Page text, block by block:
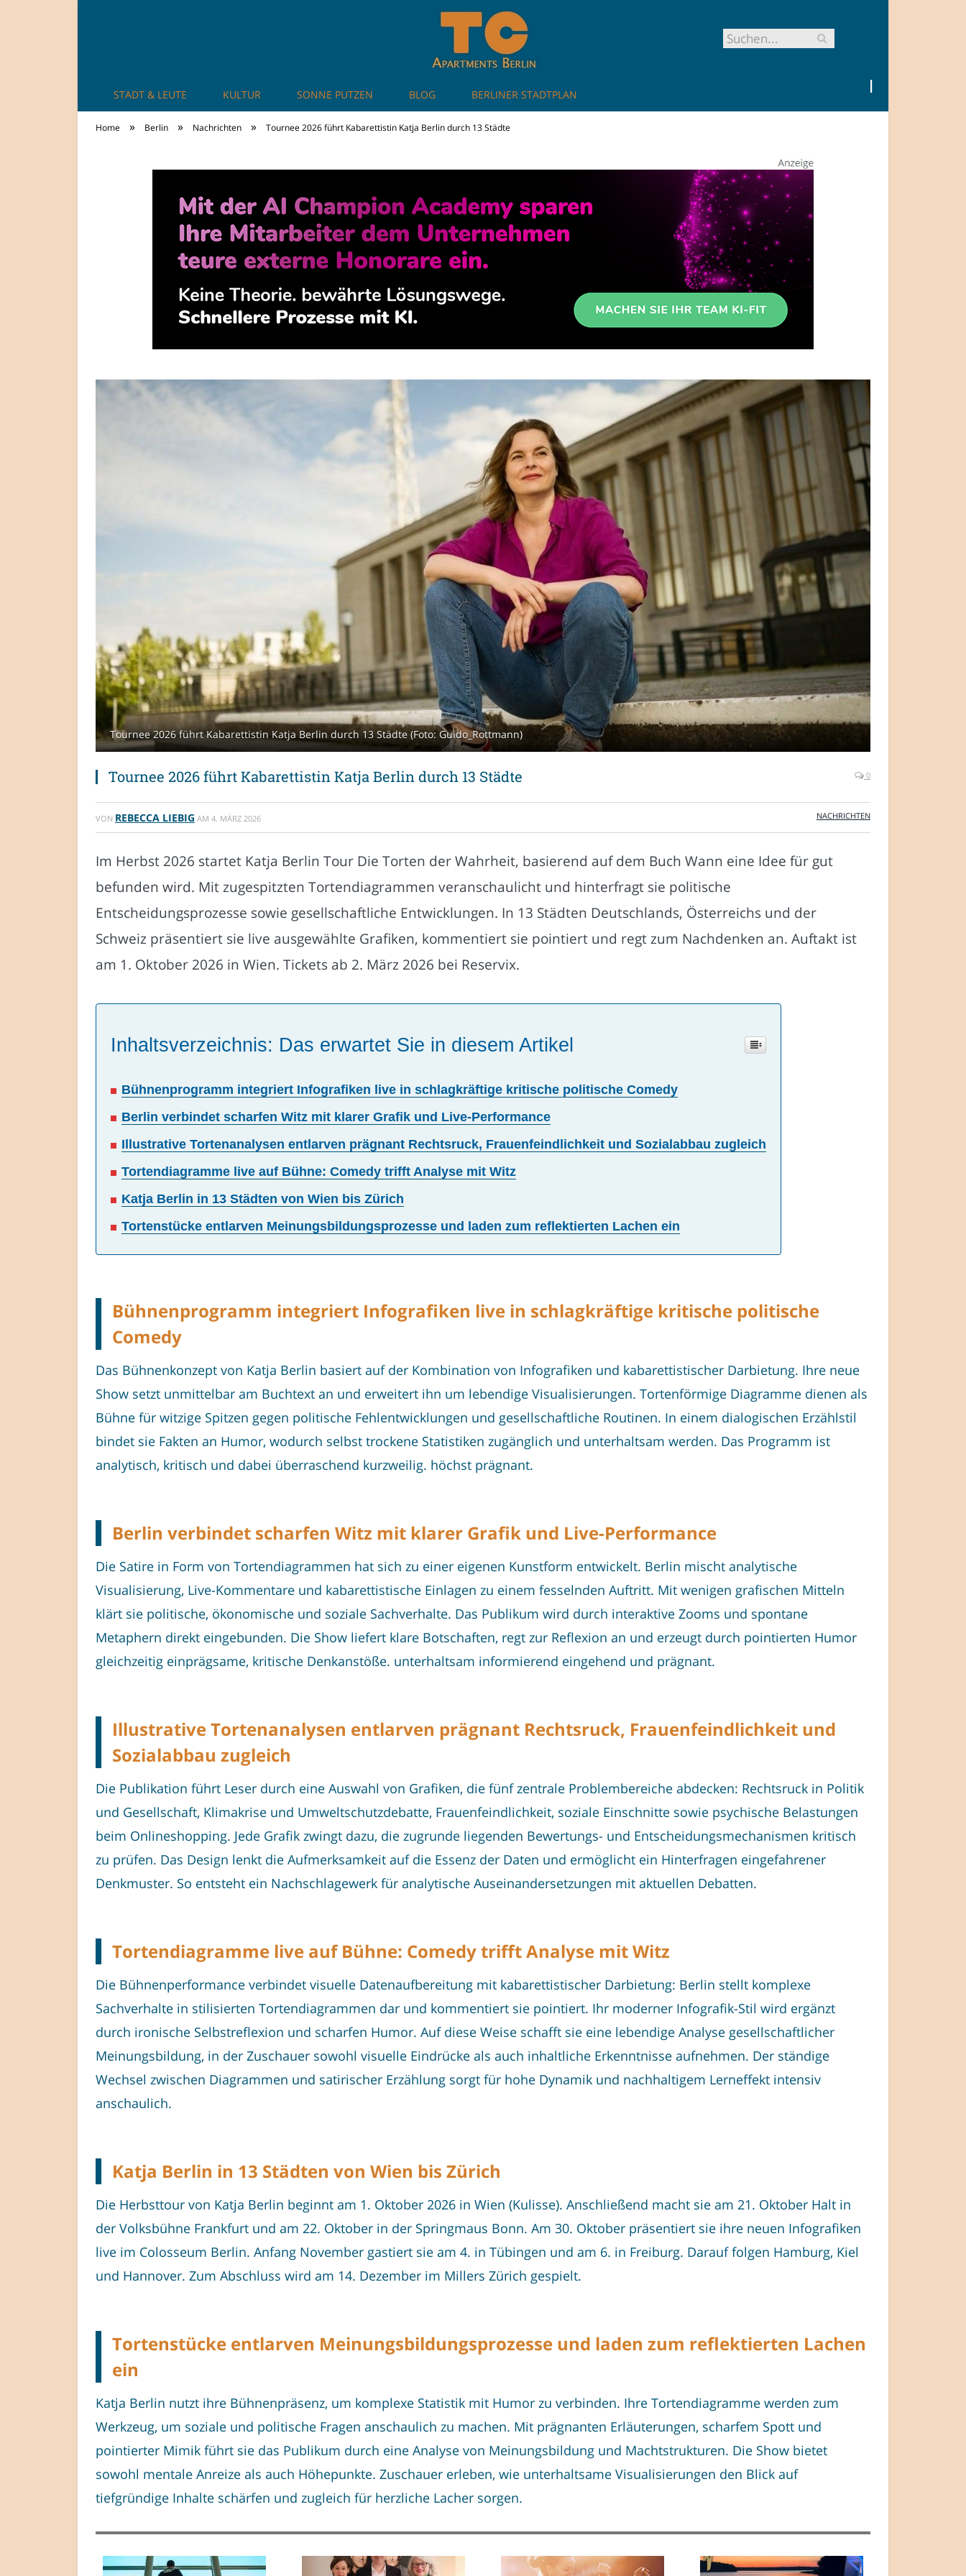
TheCity: Living Apartments in Berlin
STADT & LEUTE KULTUR SONNE PUTZEN BLOG BERLINER STADTPLAN
Home » Berlin » Nachrichten » Tournee 2026 führt Kabarettistin Katja Berlin durch 13 Städte
Tournee 2026 führt Kabarettistin Katja Berlin durch 13 Städte (Foto: Guido_Rottmann)
Tournee 2026 führt Kabarettistin Katja Berlin durch 13 Städte 0
VON REBECCA LIEBIG AM 4. MÄRZ 2026 NACHRICHTEN
Im Herbst 2026 startet Katja Berlin Tour Die Torten der Wahrheit, basierend auf dem Buch Wann eine Idee für gut
befunden wird. Mit zugespitzten Tortendiagrammen veranschaulicht und hinterfragt sie politische
Entscheidungsprozesse sowie gesellschaftliche Entwicklungen. In 13 Städten Deutschlands, Österreichs und der
Schweiz präsentiert sie live ausgewählte Grafiken, kommentiert sie pointiert und regt zum Nachdenken an. Auftakt ist
am 1. Oktober 2026 in Wien. Tickets ab 2. März 2026 bei Reservix.
Inhaltsverzeichnis: Das erwartet Sie in diesem Artikel
Bühnenprogramm integriert Infografiken live in schlagkräftige kritische politische Comedy
Berlin verbindet scharfen Witz mit klarer Grafik und Live-Performance
Illustrative Tortenanalysen entlarven prägnant Rechtsruck, Frauenfeindlichkeit und Sozialabbau zugleich
Tortendiagramme live auf Bühne: Comedy trifft Analyse mit Witz
Katja Berlin in 13 Städten von Wien bis Zürich
Tortenstücke entlarven Meinungsbildungsprozesse und laden zum reflektierten Lachen ein
Bühnenprogramm integriert Infografiken live in schlagkräftige kritische politische
Comedy
Das Bühnenkonzept von Katja Berlin basiert auf der Kombination von Infografiken und kabarettistischer Darbietung. Ihre neue
Show setzt unmittelbar am Buchtext an und erweitert ihn um lebendige Visualisierungen. Tortenförmige Diagramme dienen als
Bühne für witzige Spitzen gegen politische Fehlentwicklungen und gesellschaftliche Routinen. In einem dialogischen Erzählstil
bindet sie Fakten an Humor, wodurch selbst trockene Statistiken zugänglich und unterhaltsam werden. Das Programm ist
analytisch, kritisch und dabei überraschend kurzweilig. höchst prägnant.
Berlin verbindet scharfen Witz mit klarer Grafik und Live-Performance
Die Satire in Form von Tortendiagrammen hat sich zu einer eigenen Kunstform entwickelt. Berlin mischt analytische
Visualisierung, Live-Kommentare und kabarettistische Einlagen zu einem fesselnden Auftritt. Mit wenigen grafischen Mitteln
klärt sie politische, ökonomische und soziale Sachverhalte. Das Publikum wird durch interaktive Zooms und spontane
Metaphern direkt eingebunden. Die Show liefert klare Botschaften, regt zur Reflexion an und erzeugt durch pointierten Humor
gleichzeitig einprägsame, kritische Denkanstöße. unterhaltsam informierend eingehend und prägnant.
Illustrative Tortenanalysen entlarven prägnant Rechtsruck, Frauenfeindlichkeit und
Sozialabbau zugleich
Die Publikation führt Leser durch eine Auswahl von Grafiken, die fünf zentrale Problembereiche abdecken: Rechtsruck in Politik
und Gesellschaft, Klimakrise und Umweltschutzdebatte, Frauenfeindlichkeit, soziale Einschnitte sowie psychische Belastungen
beim Onlineshopping. Jede Grafik zwingt dazu, die zugrunde liegenden Bewertungs- und Entscheidungsmechanismen kritisch
zu prüfen. Das Design lenkt die Aufmerksamkeit auf die Essenz der Daten und ermöglicht ein Hinterfragen eingefahrener
Denkmuster. So entsteht ein Nachschlagewerk für analytische Auseinandersetzungen mit aktuellen Debatten.
Tortendiagramme live auf Bühne: Comedy trifft Analyse mit Witz
Die Bühnenperformance verbindet visuelle Datenaufbereitung mit kabarettistischer Darbietung: Berlin stellt komplexe
Sachverhalte in stilisierten Tortendiagrammen dar und kommentiert sie pointiert. Ihr moderner Infografik-Stil wird ergänzt
durch ironische Selbstreflexion und scharfen Humor. Auf diese Weise schafft sie eine lebendige Analyse gesellschaftlicher
Meinungsbildung, in der Zuschauer sowohl visuelle Eindrücke als auch inhaltliche Erkenntnisse aufnehmen. Der ständige
Wechsel zwischen Diagrammen und satirischer Erzählung sorgt für hohe Dynamik und nachhaltigem Lerneffekt intensiv
anschaulich.
Katja Berlin in 13 Städten von Wien bis Zürich
Die Herbsttour von Katja Berlin beginnt am 1. Oktober 2026 in Wien (Kulisse). Anschließend macht sie am 21. Oktober Halt in
der Volksbühne Frankfurt und am 22. Oktober in der Springmaus Bonn. Am 30. Oktober präsentiert sie ihre neuen Infografiken
live im Colosseum Berlin. Anfang November gastiert sie am 4. in Tübingen und am 6. in Freiburg. Darauf folgen Hamburg, Kiel
und Hannover. Zum Abschluss wird am 14. Dezember im Millers Zürich gespielt.
Tortenstücke entlarven Meinungsbildungsprozesse und laden zum reflektierten Lachen
ein
Katja Berlin nutzt ihre Bühnenpräsenz, um komplexe Statistik mit Humor zu verbinden. Ihre Tortendiagramme werden zum
Werkzeug, um soziale und politische Fragen anschaulich zu machen. Mit prägnanten Erläuterungen, scharfem Spott und
pointierter Mimik führt sie das Publikum durch eine Analyse von Meinungsbildung und Machtstrukturen. Die Show bietet
sowohl mentale Anreize als auch Höhepunkte. Zuschauer erleben, wie unterhaltsame Visualisierungen den Blick auf
tiefgründige Inhalte schärfen und zugleich für herzliche Lacher sorgen.